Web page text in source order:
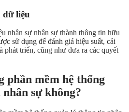
dữ liệu
nhân sự nhân sự thành thông tin hữu
sử dụng để đánh giá hiệu suất, cải
phát triển, cũng như đưa ra các quyết
phần mềm hệ thống
sự không?